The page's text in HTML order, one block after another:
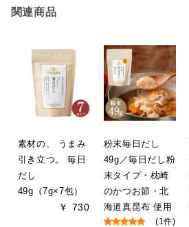
関連商品
素材の、 うまみ
引き立つ。 毎日
だし
49g（7g×7包）
￥ 730
粉末毎日だし
49g／毎日だし粉
末タイプ・枕崎
のかつお節・北
海道真昆布 使用
(1件)